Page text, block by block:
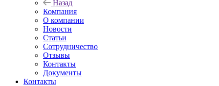
Назад
Компания
О компании
Новости
Статьи
Сотрудничество
Отзывы
Контакты
Документы
Контакты